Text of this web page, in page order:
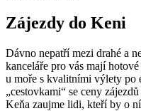
Zájezdy do Keni
Dávno nepatří mezi drahé a
kanceláře pro vás mají
u moře s kvalitními výlety po
„cestovkami“ se ceny
Keňa zaujme lidi, kteří by o